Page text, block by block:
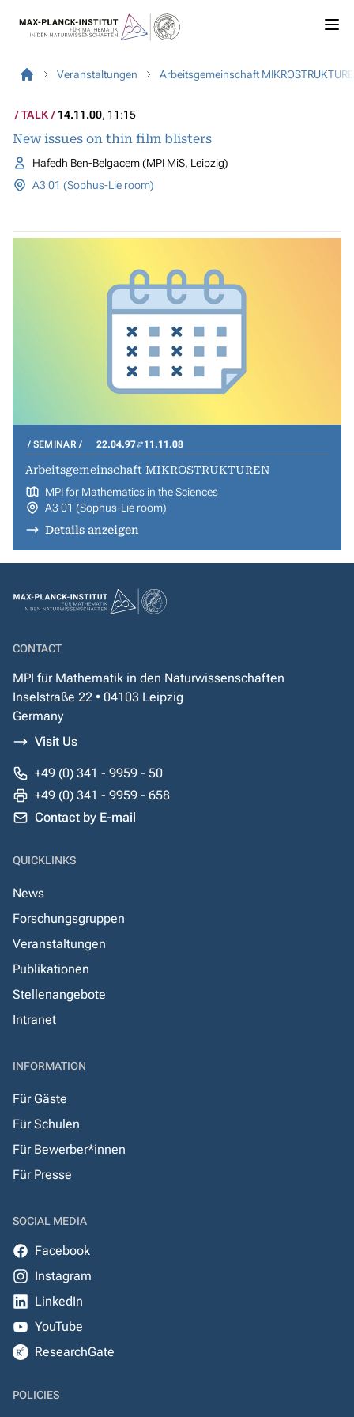
Veranstaltungen Arbeitsgemeinschaft
TALK 14.11.00, 11:15
New issues on thin film blisters
Hafedh Ben-Belgacem (MPI MiS, Leipzig)
A3 01 (Sophus-Lie room)
SEMINAR 22.04.97 11.11.08
Arbeitsgemeinschaft MIKROSTRUKTUREN
MPI for Mathematics in the Sciences
A3 01 (Sophus-Lie room)
Details anzeigen
CONTACT
MPI für Mathematik in den Naturwissenschaften
Inselstraße 22 • 04103 Leipzig
Germany
Visit Us
+49 (0) 341 - 9959 - 50
+49 (0) 341 - 9959 - 658
Contact by E-mail
QUICKLINKS
News
Forschungsgruppen
Veranstaltungen
Publikationen
Stellenangebote
Intranet
INFORMATION
Für Gäste
Für Schulen
Für Bewerber*innen
Für Presse
SOCIAL MEDIA
Facebook
Instagram
LinkedIn
YouTube
ResearchGate
POLICIES